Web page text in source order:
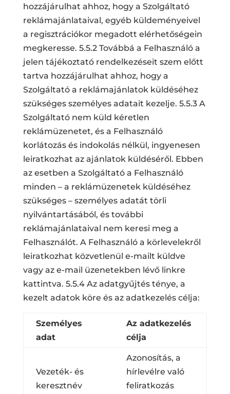
hozzájárulhat ahhoz, hogy a Szolgáltató
reklámajánlataival, egyéb küldeményeivel
a regisztrációkor megadott elérhetőségein
megkeresse. 5.5.2 Továbbá a Felhasználó a
jelen tájékoztató rendelkezéseit szem előtt
tartva hozzájárulhat ahhoz, hogy a
Szolgáltató a reklámajánlatok küldéséhez
szükséges személyes adatait kezelje. 5.5.3 A
Szolgáltató nem küld kéretlen
reklámüzenetet, és a Felhasználó
korlátozás és indokolás nélkül, ingyenesen
leiratkozhat az ajánlatok küldéséről. Ebben
az esetben a Szolgáltató a Felhasználó
minden – a reklámüzenetek küldéséhez
szükséges – személyes adatát törli
nyilvántartásából, és további
reklámajánlataival nem keresi meg a
Felhasználót. A Felhasználó a körlevelekről
leiratkozhat közvetlenül e-mailt küldve
vagy az e-mail üzenetekben lévő linkre
kattintva. 5.5.4 Az adatgyűjtés ténye, a
kezelt adatok köre és az adatkezelés célja:
Személyes
adat
Az adatkezelés
célja
Vezeték- és
keresztnév
Azonosítás, a
hírlevélre való
feliratkozás